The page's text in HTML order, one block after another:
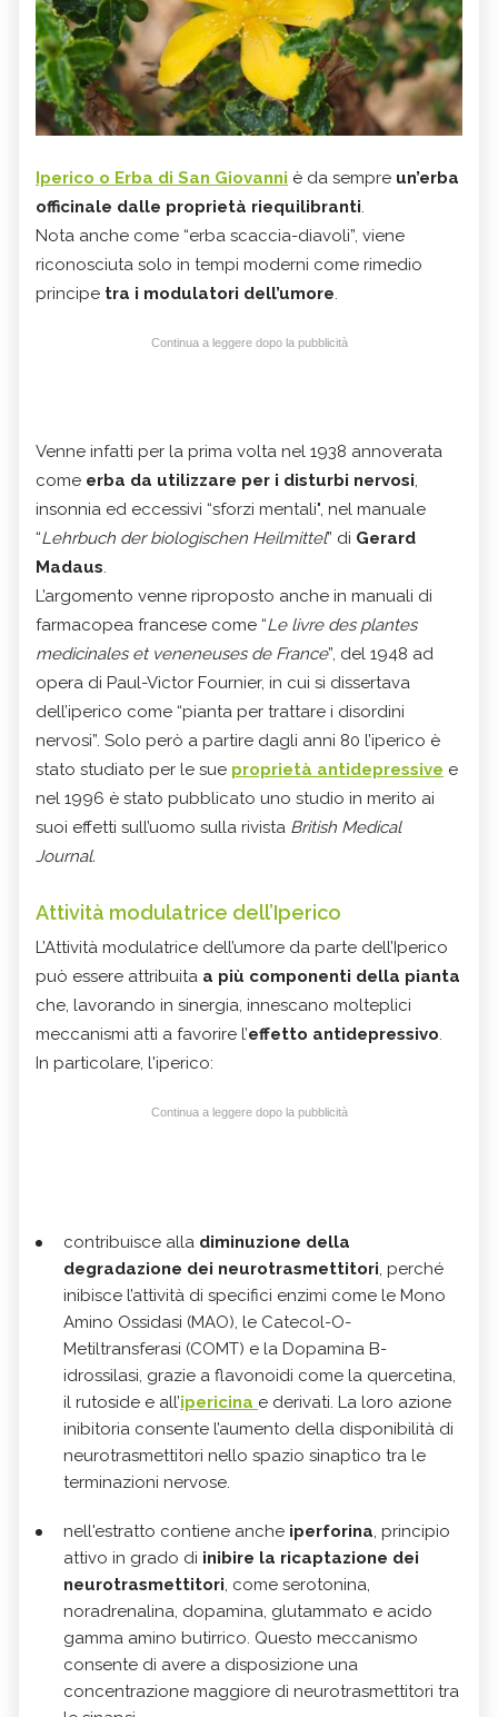
Iperico o Erba di San Giovanni è da sempre un’erba
officinale dalle proprietà riequilibranti.
Nota anche come “erba scaccia-diavoli”, viene
riconosciuta solo in tempi moderni come rimedio
principe tra i modulatori dell’umore.
Continua a leggere dopo la pubblicità
Venne infatti per la prima volta nel 1938 annoverata
come erba da utilizzare per i disturbi nervosi,
insonnia ed eccessivi “sforzi mentali", nel manuale
“Lehrbuch der biologischen Heilmittel” di Gerard
Madaus.
L’argomento venne riproposto anche in manuali di
farmacopea francese come “Le livre des plantes
medicinales et veneneuses de France”, del 1948 ad
opera di Paul-Victor Fournier, in cui si dissertava
dell’iperico come “pianta per trattare i disordini
nervosi”. Solo però a partire dagli anni 80 l’iperico è
stato studiato per le sue proprietà antidepressive e
nel 1996 è stato pubblicato uno studio in merito ai
suoi effetti sull’uomo sulla rivista British Medical
Journal.
Attività modulatrice dell’Iperico
L’Attività modulatrice dell’umore da parte dell’Iperico
può essere attribuita a più componenti della pianta
che, lavorando in sinergia, innescano molteplici
meccanismi atti a favorire l’effetto antidepressivo.
In particolare, l'iperico:
Continua a leggere dopo la pubblicità
contribuisce alla diminuzione della
degradazione dei neurotrasmettitori, perché
inibisce l’attività di specifici enzimi come le Mono
Amino Ossidasi (MAO), le Catecol-O-
Metiltransferasi (COMT) e la Dopamina B-
idrossilasi, grazie a flavonoidi come la quercetina,
il rutoside e all’ipericina e derivati. La loro azione
inibitoria consente l’aumento della disponibilità di
neurotrasmettitori nello spazio sinaptico tra le
terminazioni nervose.
nell'estratto contiene anche iperforina, principio
attivo in grado di inibire la ricaptazione dei
neurotrasmettitori, come serotonina,
noradrenalina, dopamina, glutammato e acido
gamma amino butirrico. Questo meccanismo
consente di avere a disposizione una
concentrazione maggiore di neurotrasmettitori tra